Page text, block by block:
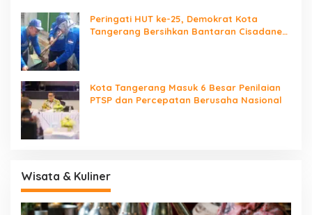
Peringati HUT ke-25, Demokrat Kota
Tangerang Bersihkan Bantaran Cisadane
Kota Tangerang Masuk 6 Besar Penilaian
PTSP dan Percepatan Berusaha Nasional
Wisata & Kuliner